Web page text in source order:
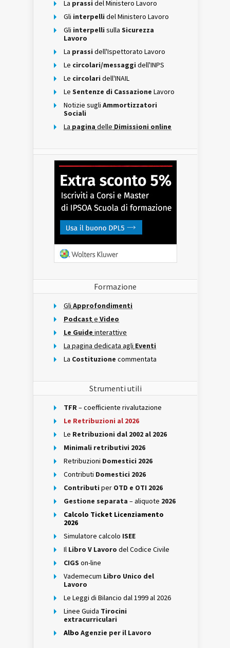
La prassi del Ministero Lavoro
Gli interpelli del Ministero Lavoro
Gli interpelli sulla Sicurezza
Lavoro
La prassi dell'Ispettorato Lavoro
Le circolari/messaggi dell'INPS
Le circolari dell'INAIL
Le Sentenze di Cassazione Lavoro
Notizie sugli Ammortizzatori
Sociali
La pagina delle Dimissioni online
Formazione
Gli Approfondimenti
Podcast e Video
Le Guide interattive
La pagina dedicata agli Eventi
La Costituzione commentata
Strumenti utili
TFR– coefficiente rivalutazione
Le Retribuzioni al 2026
Le Retribuzioni dal 2002 al 2026
Minimali retributivi 2026
Retribuzioni Domestici 2026
Contributi Domestici 2026
Contributi per OTD e OTI 2026
Gestione separata – aliquote 2026
Calcolo Ticket Licenziamento
2026
Simulatore calcolo ISEE
Il Libro V Lavoro del Codice Civile
CIGS on-line
Vademecum Libro Unico del
Lavoro
Le Leggi di Bilancio dal 1999 al 2026
Linee Guida Tirocini
extracurriculari
Albo Agenzie per il Lavoro